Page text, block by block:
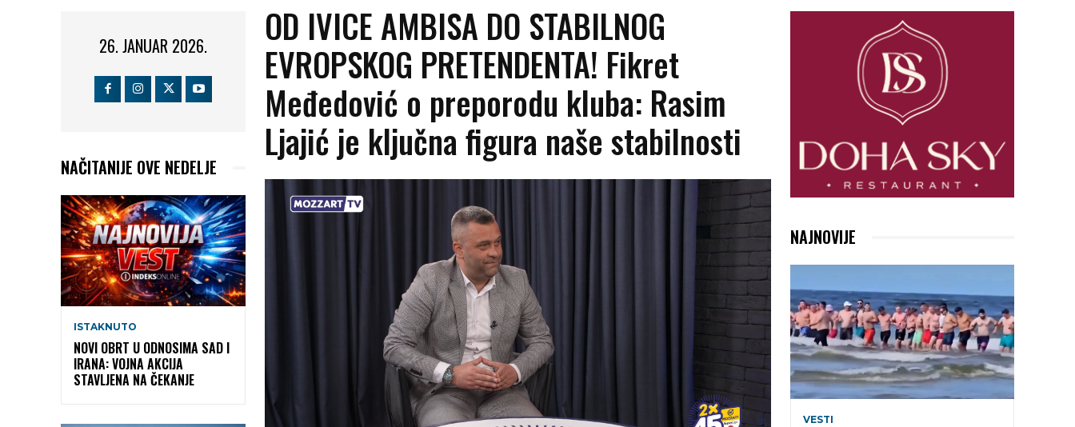
26. JANUAR 2026.
NAČITANIJE OVE NEDELJE
ISTAKNUTO
NOVI OBRT U ODNOSIMA SAD I
IRANA: VOJNA AKCIJA
STAVLJENA NA ČEKANJE
OD IVICE AMBISA DO STABILNOG
EVROPSKOG PRETENDENTA! Fikret
Međedović o preporodu kluba: Rasim
Ljajić je ključna figura naše stabilnosti
NAJNOVIJE
VESTI